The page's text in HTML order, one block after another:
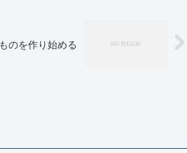
のを作り始める